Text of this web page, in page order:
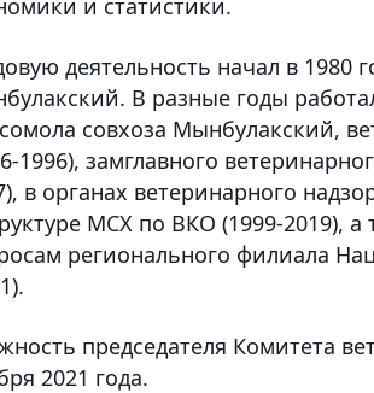
деятельность начал в 1980
В разные годы
совхоза Мынбулакский,
1996), замглавного
в органах ветеринарного
МСХ по ВКО (1999-2019),
регионального филиала
председателя Комитета
2021 года.